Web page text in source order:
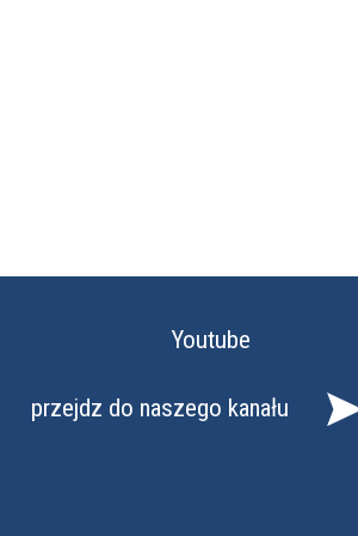
Youtube
przejdz do naszego kanału